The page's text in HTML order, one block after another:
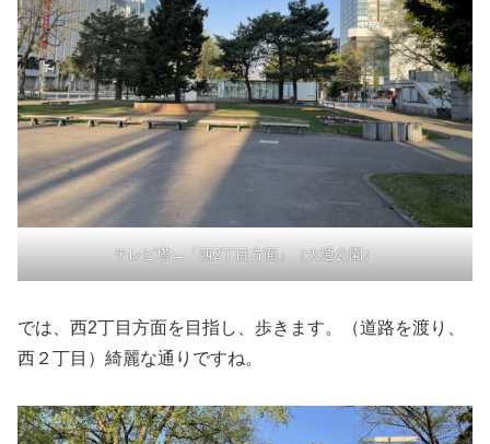
テレビ塔→「西2丁目方面」（大通公園）
では、西2丁目方面を目指し、歩きます。（道路を渡り、
西２丁目）綺麗な通りですね。